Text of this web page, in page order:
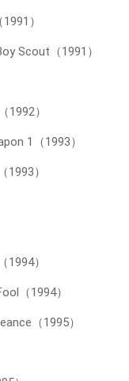
）
Scout（1991）
）
1（1993）
）
）
（1994）
（1995）